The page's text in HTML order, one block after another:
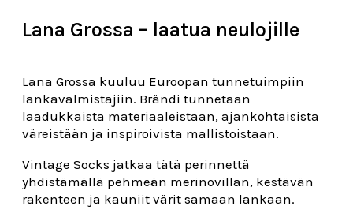
Lana Grossa – laatua neulojille
Lana Grossa kuuluu Euroopan tunnetuimpiin
lankavalmistajiin. Brändi tunnetaan
laadukkaista materiaaleistaan, ajankohtaisista
väreistään ja inspiroivista mallistoistaan.
Vintage Socks jatkaa tätä perinnettä
yhdistämällä pehmeän merinovillan, kestävän
rakenteen ja kauniit värit samaan lankaan.